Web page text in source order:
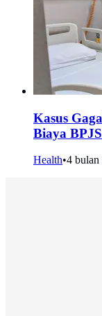
Kasus
Biaya
Health•4 bulan